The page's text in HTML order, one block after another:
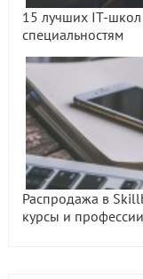
15 лучших IT-
специальностям
Распродажа в
курсы и